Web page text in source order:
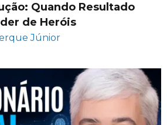
Quando Resultado
de Heróis
Júnior